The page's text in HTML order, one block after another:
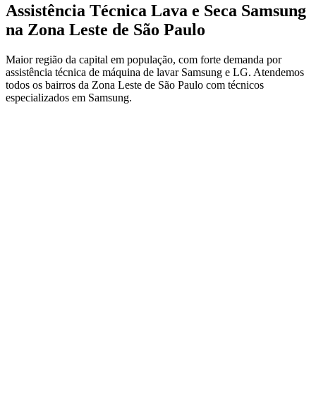
Assistência Técnica Lava e Seca Samsung
na Zona Leste de São Paulo
Maior região da capital em população, com forte demanda por
assistência técnica de máquina de lavar Samsung e LG. Atendemos
todos os bairros da Zona Leste de São Paulo com técnicos
especializados em Samsung.